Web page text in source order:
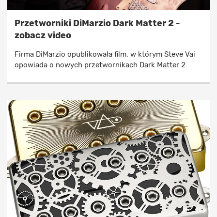
Przetworniki DiMarzio Dark Matter 2 -
zobacz video
Firma DiMarzio opublikowała film, w którym Steve Vai
opowiada o nowych przetwornikach Dark Matter 2.